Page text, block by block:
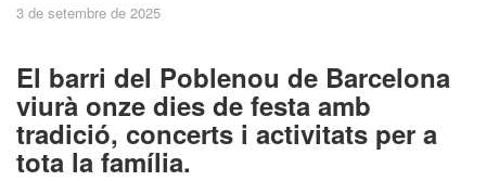
3 de setembre de 2025
El barri del Poblenou de Barcelona
viurà onze dies de festa amb
tradició, concerts i activitats per a
tota la família.